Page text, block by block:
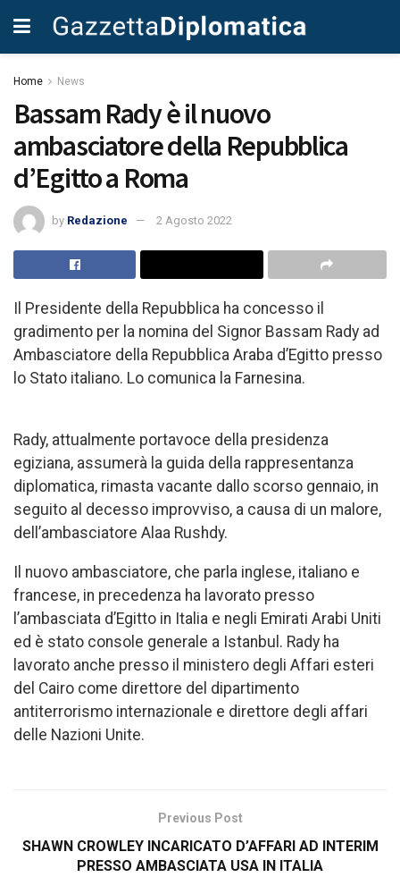
Home News
Bassam Rady è il nuovo
ambasciatore della Repubblica
d’Egitto a Roma
by Redazione 2 Agosto 2022
Il Presidente della Repubblica ha concesso il
gradimento per la nomina del Signor Bassam Rady ad
Ambasciatore della Repubblica Araba d’Egitto presso
lo Stato italiano. Lo comunica la Farnesina.
Rady, attualmente portavoce della presidenza
egiziana, assumerà la guida della rappresentanza
diplomatica, rimasta vacante dallo scorso gennaio, in
seguito al decesso improvviso, a causa di un malore,
dell’ambasciatore Alaa Rushdy.
Il nuovo ambasciatore, che parla inglese, italiano e
francese, in precedenza ha lavorato presso
l’ambasciata d’Egitto in Italia e negli Emirati Arabi Uniti
ed è stato console generale a Istanbul. Rady ha
lavorato anche presso il ministero degli Affari esteri
del Cairo come direttore del dipartimento
antiterrorismo internazionale e direttore degli affari
delle Nazioni Unite.
Previous Post
SHAWN CROWLEY INCARICATO D’AFFARI AD INTERIM
PRESSO AMBASCIATA USA IN ITALIA